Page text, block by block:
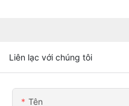
Liên lạc với chúng tôi
Tên